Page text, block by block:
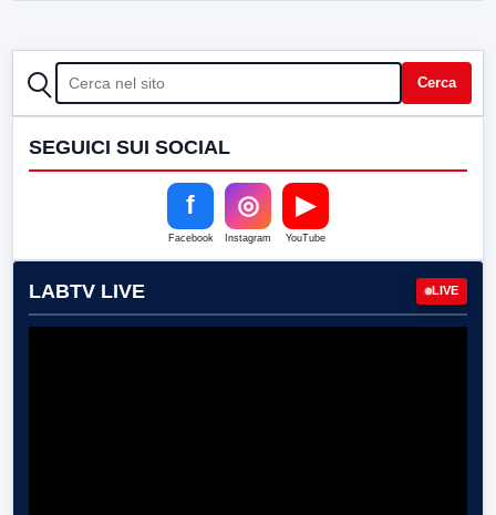
CERCA Cerca
SEGUICI SUI SOCIAL
f
Facebook
◎
Instagram
▶
YouTube
LABTV LIVE LIVE